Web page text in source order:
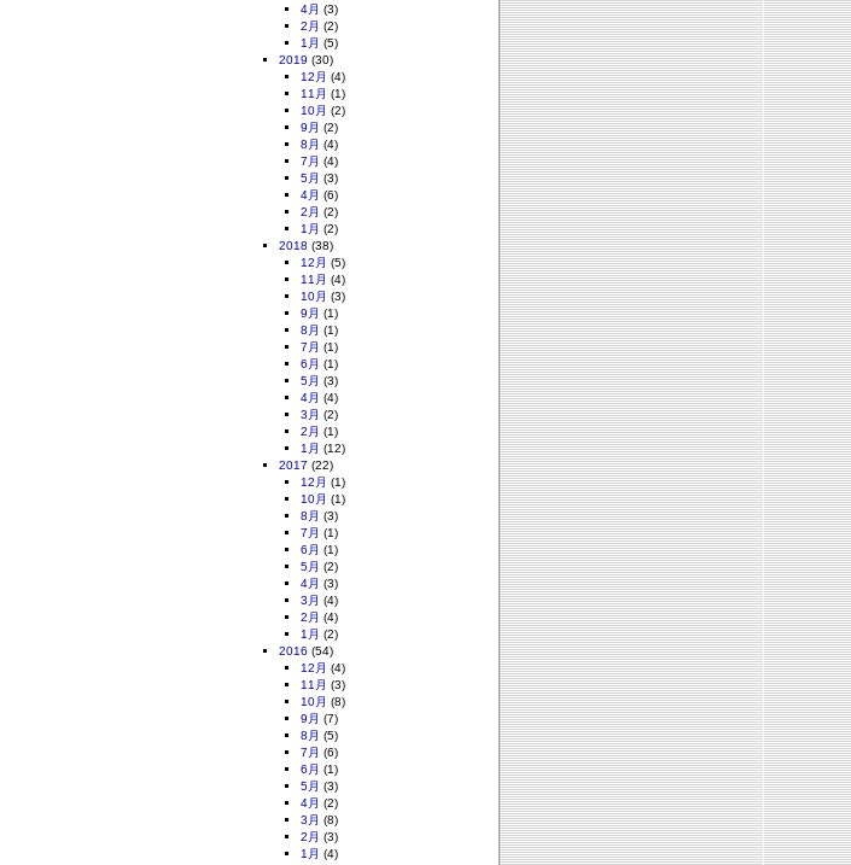
4月 (3)
2月 (2)
1月 (5)
2019 (30)
12月 (4)
11月 (1)
10月 (2)
9月 (2)
8月 (4)
7月 (4)
5月 (3)
4月 (6)
2月 (2)
1月 (2)
2018 (38)
12月 (5)
11月 (4)
10月 (3)
9月 (1)
8月 (1)
7月 (1)
6月 (1)
5月 (3)
4月 (4)
3月 (2)
2月 (1)
1月 (12)
2017 (22)
12月 (1)
10月 (1)
8月 (3)
7月 (1)
6月 (1)
5月 (2)
4月 (3)
3月 (4)
2月 (4)
1月 (2)
2016 (54)
12月 (4)
11月 (3)
10月 (8)
9月 (7)
8月 (5)
7月 (6)
6月 (1)
5月 (3)
4月 (2)
3月 (8)
2月 (3)
1月 (4)